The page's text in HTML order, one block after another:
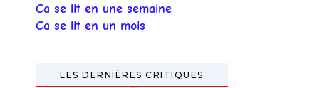
Ca se lit en une semaine
Ca se lit en un mois
LES DERNIÈRES CRITIQUES